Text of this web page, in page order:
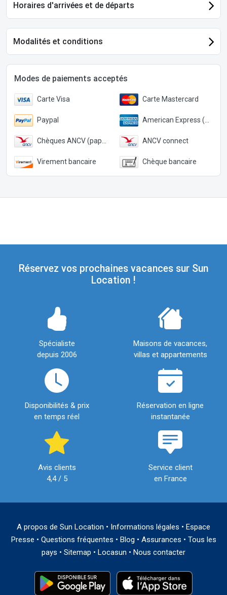
Horaires d'arrivées et de départs
Modalités et conditions
Modes de paiements acceptés
Carte Visa Carte Mastercard
Paypal American Express (Paypal)
Chèques ANCV (papier) ANCV connect
Virement bancaire Chèque bancaire
Réservez vos prochaines vacances sur Sun
Location !
Spécialiste
depuis 2006
Maisons de vacances,
villas et appartements
Disponibilités & prix
en temps réel
Réservation en ligne
instantanée
Avis clients
4,4 / 5
Service client
en France
A propos de Sun Location • Informations légales • Espace
Presse • Questions fréquentes • Blog • Assurances • Tous les
pays • Sitemap • Locasun • Nous contacter